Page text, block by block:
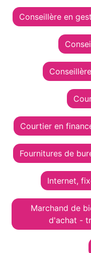
Conseillère en
Courtier en
Fournitures de
Internet,
Marchand de
d'achat -